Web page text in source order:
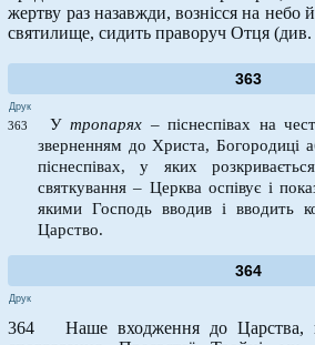
жертву раз назавжди, вознісся на небо
святилище, сидить праворуч Отця
363
Друк
363 Утропарях – піснеспівах на
зверненням до Христа, Богородиці
піснеспівах, у яких
святкування – Церква оспівує і
якими Господь вводив і вводить
Царство.
364
Друк
364 Наше входження до Царства,